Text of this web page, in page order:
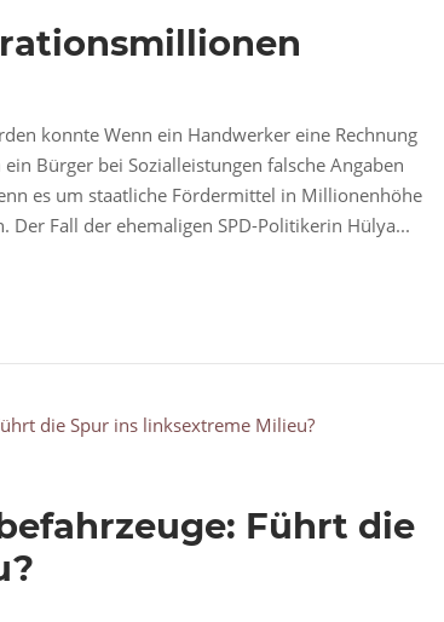
konnte Wenn ein Handwerker eine Rechnung
Bürger bei Sozialleistungen falsche Angaben
es um staatliche Fördermittel in Millionenhöhe
Fall der ehemaligen SPD-Politikerin Hülya...
Führt die